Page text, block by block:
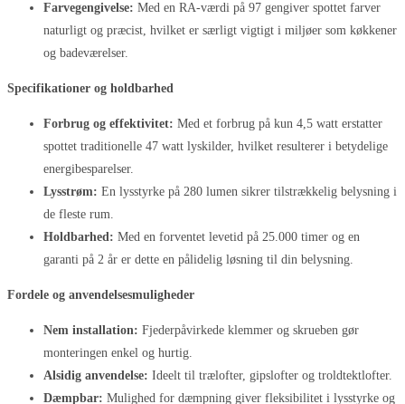
Farvegengivelse: Med en RA-værdi på 97 gengiver spottet farver
naturligt og præcist, hvilket er særligt vigtigt i miljøer som køkkener
og badeværelser.
Specifikationer og holdbarhed
Forbrug og effektivitet: Med et forbrug på kun 4,5 watt erstatter
spottet traditionelle 47 watt lyskilder, hvilket resulterer i betydelige
energibesparelser.
Lysstrøm: En lysstyrke på 280 lumen sikrer tilstrækkelig belysning i
de fleste rum.
Holdbarhed: Med en forventet levetid på 25.000 timer og en
garanti på 2 år er dette en pålidelig løsning til din belysning.
Fordele og anvendelsesmuligheder
Nem installation: Fjederpåvirkede klemmer og skrueben gør
monteringen enkel og hurtig.
Alsidig anvendelse: Ideelt til trælofter, gipslofter og troldtektlofter.
Dæmpbar: Mulighed for dæmpning giver fleksibilitet i lysstyrke og